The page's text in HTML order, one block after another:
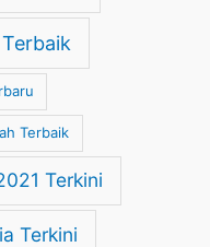
Terbaik
Terkini
Terkini